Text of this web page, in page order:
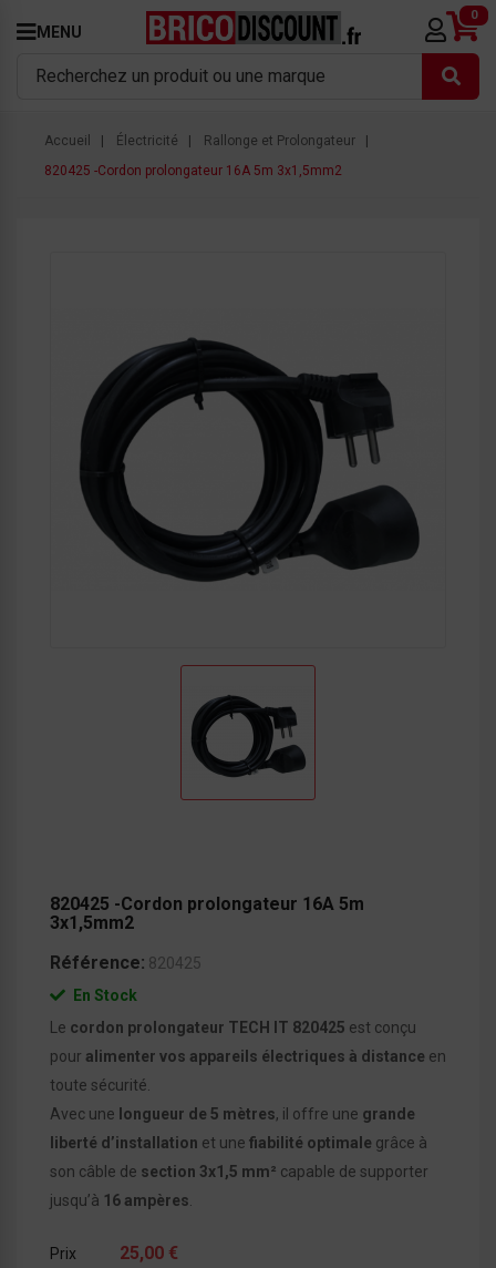
MENU
0
Accueil Électricité
Rallonge et Prolongateur
820425 -Cordon prolongateur 16A 5m 3x1,5mm2
820425 -Cordon prolongateur 16A 5m
3x1,5mm2
Référence: 820425
En Stock
Le cordon prolongateur TECH IT 820425 est conçu
pour alimenter vos appareils électriques à distance en
toute sécurité.
Avec une longueur de 5 mètres, il offre une grande
liberté d’installation et une fiabilité optimale grâce à
son câble de section 3x1,5 mm² capable de supporter
jusqu’à 16 ampères
Prix 25,00 €